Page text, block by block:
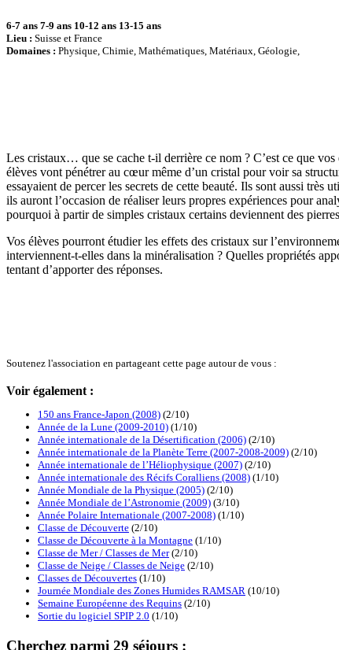
6-7 ans 7-9 ans 10-12 ans 13-15 ans
Lieu : Suisse et France
Domaines : Physique, Chimie, Mathématiques, Matériaux, Géologie,
Les cristaux… que se cache t-il derrière ce nom ? C’est ce que
élèves vont pénétrer au cœur même d’un cristal pour voir sa
essayaient de percer les secrets de cette beauté. Ils sont aussi
ils auront l’occasion de réaliser leurs propres expériences pour
pourquoi à partir de simples cristaux certains deviennent des
Vos élèves pourront étudier les effets des cristaux sur
interviennent-t-elles dans la minéralisation ? Quelles propriétés
tentant d’apporter des réponses.
Soutenez l'association en partageant cette page autour de vous :
Voir également :
150 ans France-Japon (2008) (2/10)
Année de la Lune (2009-2010) (1/10)
Année internationale de la Désertification (2006) (2/10)
Année internationale de la Planète Terre (2007-2008-2009) (2/10)
Année internationale de l’Héliophysique (2007) (2/10)
Année internationale des Récifs Coralliens (2008) (1/10)
Année Mondiale de la Physique (2005) (2/10)
Année Mondiale de l’Astronomie (2009) (3/10)
Année Polaire Internationale (2007-2008) (1/10)
Classe de Découverte (2/10)
Classe de Découverte à la Montagne (1/10)
Classe de Mer / Classes de Mer (2/10)
Classe de Neige / Classes de Neige (2/10)
Classes de Découvertes (1/10)
Journée Mondiale des Zones Humides RAMSAR (10/10)
Semaine Européenne des Requins (2/10)
Sortie du logiciel SPIP 2.0 (1/10)
Cherchez parmi 29 séjours :